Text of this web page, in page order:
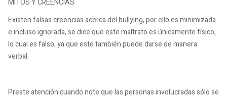
Existen falsas creencias acerca del bullying, por ello es minimizada
e incluso ignorada, se dice que este maltrato es únicamente físico,
lo cual es falso, ya que este también puede darse de manera
verbal.
Preste atención cuando note que las personas involucradas sólo se